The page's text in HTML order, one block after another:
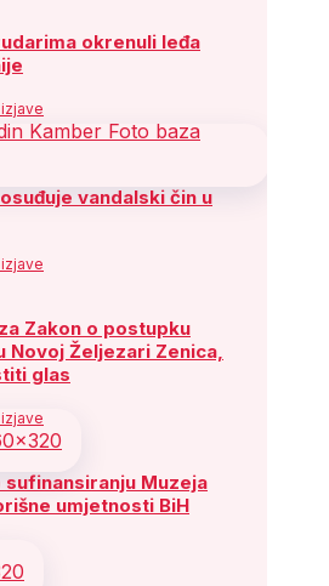
okrenuli leđa
vandalski čin u
Zakon o postupku
Novoj Željezari Zenica,
glas
Muzeja
umjetnosti BiH